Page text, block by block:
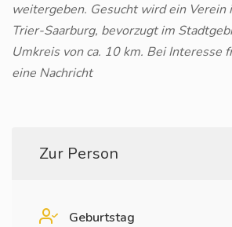
weitergeben. Gesucht wird ein Verein
Trier-Saarburg, bevorzugt im
Umkreis von ca. 10 km. Bei Interesse
eine Nachricht
Zur Person
Geburtstag